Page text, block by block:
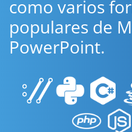
como varios
populares de
PowerPoint.